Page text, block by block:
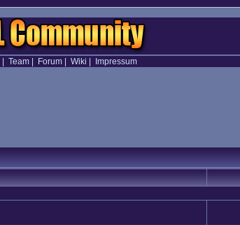
Team| Forum| Wiki Impressum